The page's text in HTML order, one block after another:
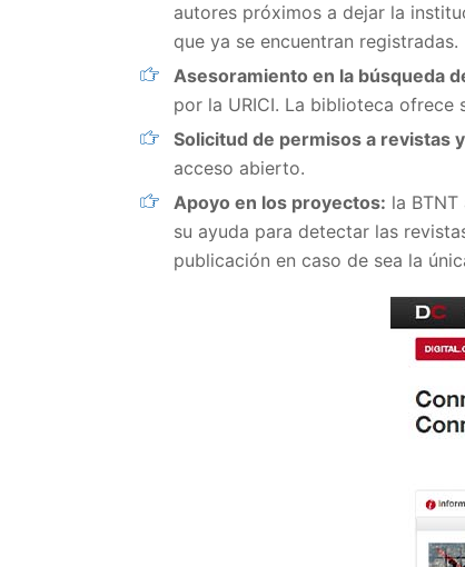
autores próximos a dejar la
que ya se encuentran registradas.
Asesoramiento en la búsqueda
por la URICI. La biblioteca
Solicitud de permisos a revistas
acceso abierto.
Apoyo en los proyectos: la
su ayuda para detectar las
publicación en caso de sea la